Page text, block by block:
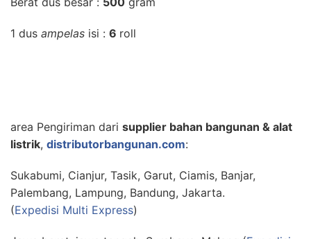
1 dus ampelas isi : 6 roll
area Pengiriman dari supplier bahan bangunan & alat
listrik, distributorbangunan.com:
Sukabumi, Cianjur, Tasik, Garut, Ciamis, Banjar,
Palembang, Lampung, Bandung, Jakarta.
(Expedisi Multi Express)